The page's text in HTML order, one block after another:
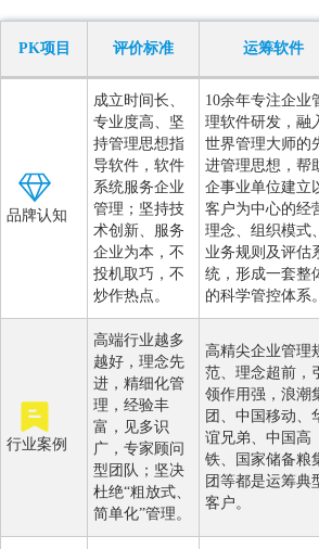
PK项目 评价标准 运筹软件
品牌认知
成立时间长、
专业度高、坚
持管理思想指
导软件，软件
系统服务企业
管理；坚持技
术创新、服务
企业为本，不
投机取巧，不
炒作热点。
10余年专注企业
理软件研发，融
世界管理大师的
进管理思想，帮
企事业单位建立
客户为中心的经
理念、组织模式、
业务规则及评估
统，形成一套整
的科学管控体系。
行业案例
高端行业越多
越好，理念先
进，精细化管
理，经验丰
富，见多识
广，专家顾问
型团队；坚决
杜绝“粗放式、
简单化”管理。
高精尖企业管理
范、理念超前，引
领作用强，浪潮
团、中国移动、
谊兄弟、中国高
铁、国家储备粮
团等都是运筹典
客户。